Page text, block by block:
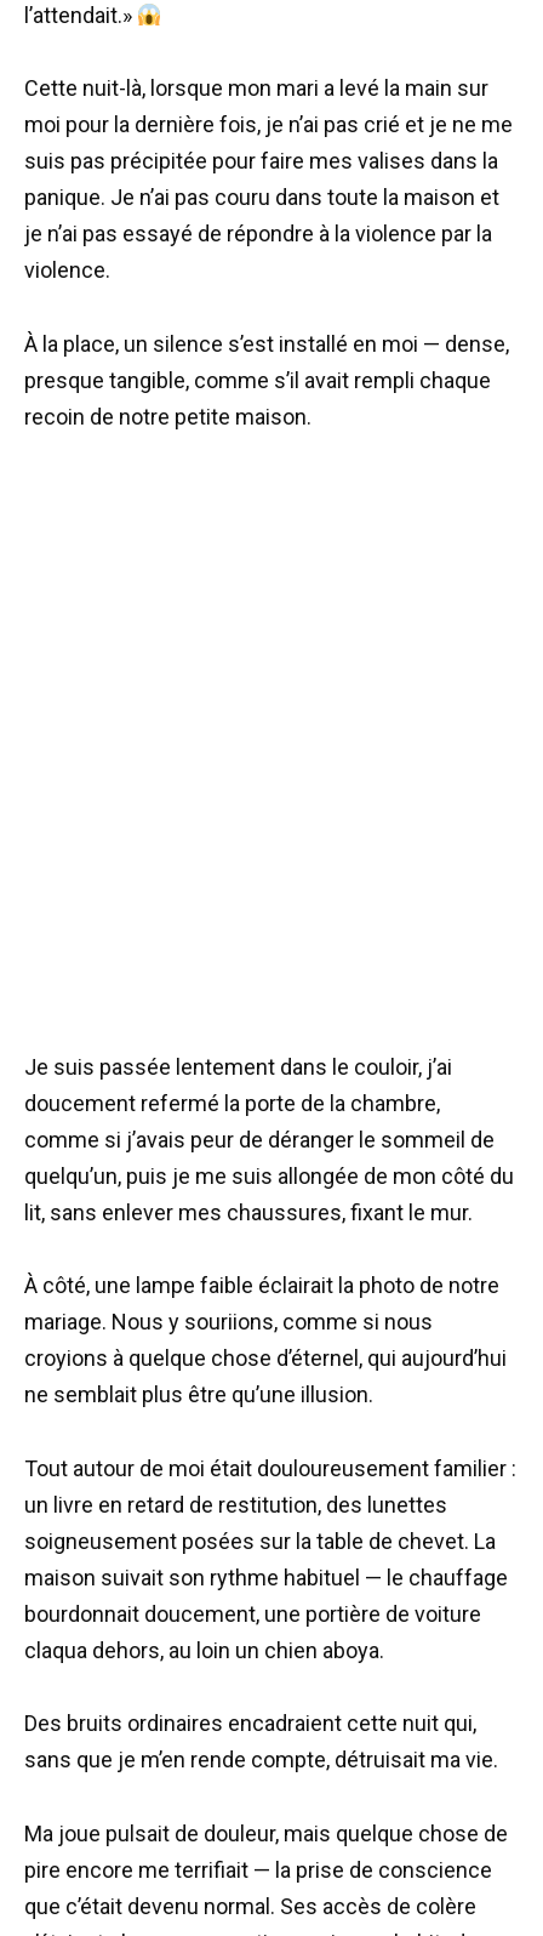
l’attendait.»
Cette nuit-là, lorsque mon mari a levé la main sur
moi pour la dernière fois, je n’ai pas crié et je ne me
suis pas précipitée pour faire mes valises dans la
panique. Je n’ai pas couru dans toute la maison et
je n’ai pas essayé de répondre à la violence par la
violence.
À la place, un silence s’est installé en moi — dense,
presque tangible, comme s’il avait rempli chaque
recoin de notre petite maison.
Je suis passée lentement dans le couloir, j’ai
doucement refermé la porte de la chambre,
comme si j’avais peur de déranger le sommeil de
quelqu’un, puis je me suis allongée de mon côté du
lit, sans enlever mes chaussures, fixant le mur.
À côté, une lampe faible éclairait la photo de notre
mariage. Nous y souriions, comme si nous
croyions à quelque chose d’éternel, qui aujourd’hui
ne semblait plus être qu’une illusion.
Tout autour de moi était douloureusement familier :
un livre en retard de restitution, des lunettes
soigneusement posées sur la table de chevet. La
maison suivait son rythme habituel — le chauffage
bourdonnait doucement, une portière de voiture
claqua dehors, au loin un chien aboya.
Des bruits ordinaires encadraient cette nuit qui,
sans que je m’en rende compte, détruisait ma vie.
Ma joue pulsait de douleur, mais quelque chose de
pire encore me terrifiait — la prise de conscience
que c’était devenu normal. Ses accès de colère